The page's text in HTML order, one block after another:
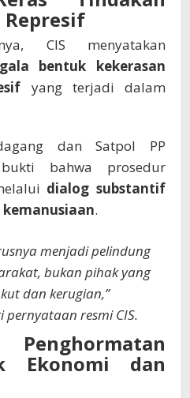
Represif
CIS menyatakan
bentuk kekerasan
yang terjadi dalam
dan Satpol PP
bahwa prosedur
dialog substantif
.
menjadi pelindung
bukan pihak yang
dan kerugian,”
resmi CIS.
Ekonomi dan